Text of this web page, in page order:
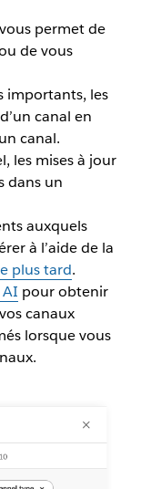
permet de
de vous
importants, les
canal en
canal.
les mises à jour
dans un
auxquels
à l’aide de la
plus tard.
AI pour obtenir
canaux
lorsque vous